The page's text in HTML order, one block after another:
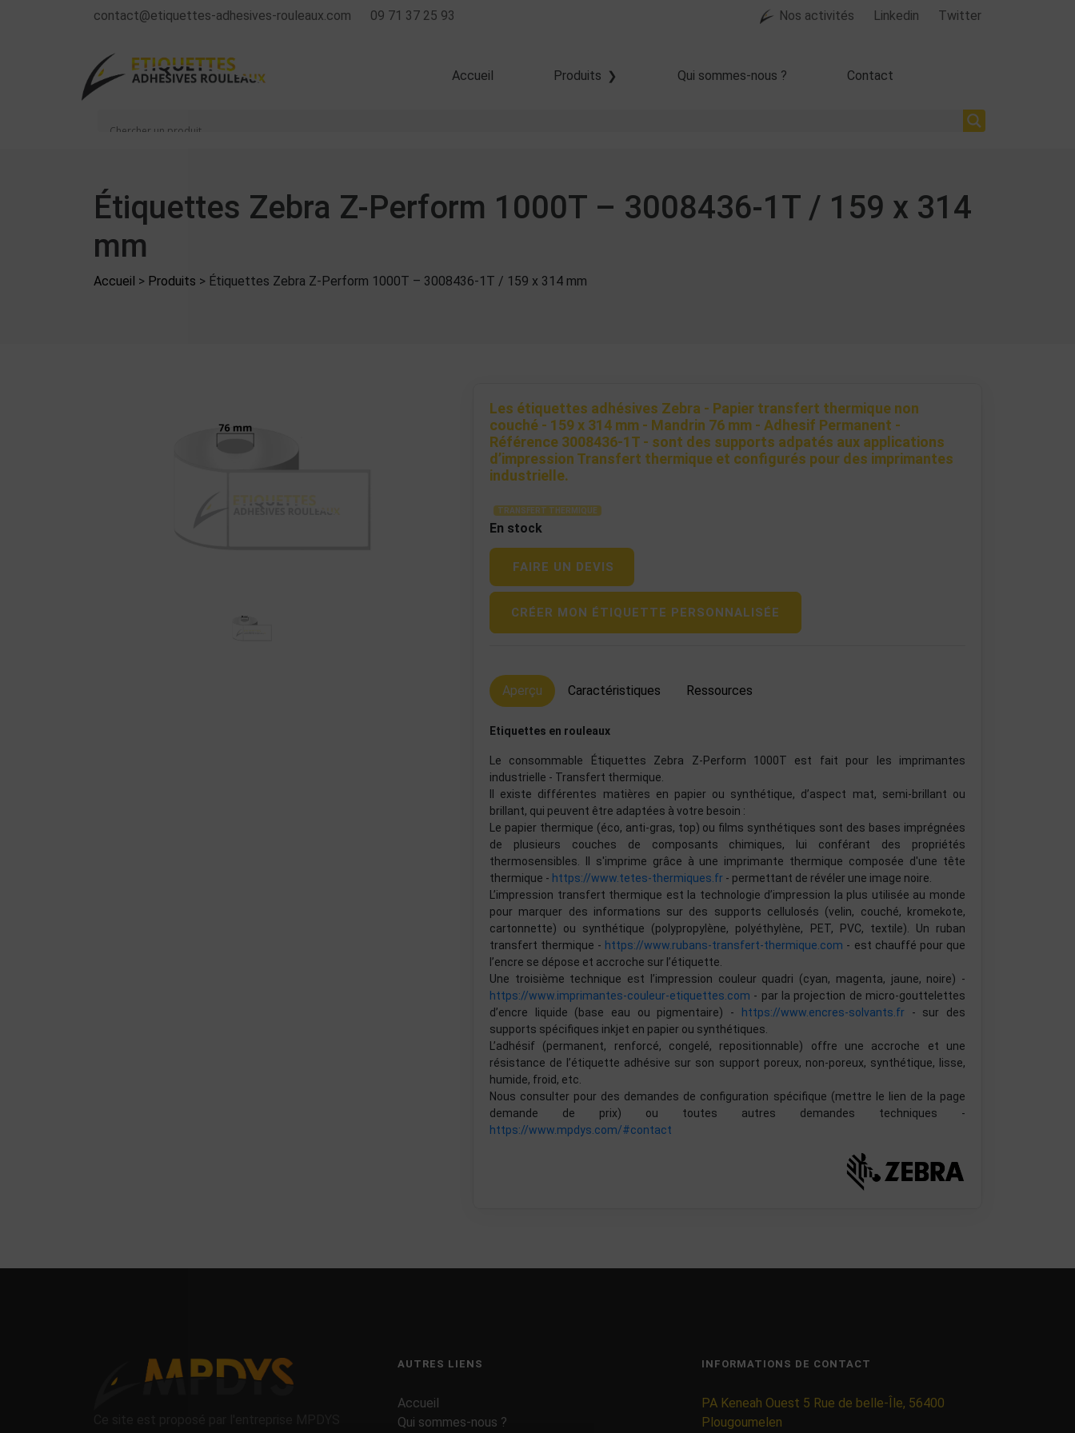
contact@etiquettes-adhesives-rouleaux.com 09 71 37 25 93 Nos activités Linkedin Twitter
Accueil Produits Qui sommes-nous ? Contact
Étiquettes Zebra Z-Perform 1000T – 3008436-1T / 159 x 314
mm
Accueil > Produits > Étiquettes Zebra Z-Perform 1000T – 3008436-1T / 159 x 314 mm
Les étiquettes adhésives Zebra - Papier transfert thermique non
couché - 159 x 314 mm - Mandrin 76 mm - Adhesif Permanent -
Référence 3008436-1T - sont des supports adpatés aux applications
d’impression Transfert thermique et configurés pour des imprimantes
industrielle.
TRANSFERT THERMIQUE
En stock
FAIRE UN DEVIS
CRÉER MON ÉTIQUETTE PERSONNALISÉE
Aperçu Caractéristiques Ressources
Etiquettes en rouleaux
Le consommable Étiquettes Zebra Z-Perform 1000T est fait pour les imprimantes
industrielle - Transfert thermique.
Il existe différentes matières en papier ou synthétique, d’aspect mat, semi-brillant ou
brillant, qui peuvent être adaptées à votre besoin :
Le papier thermique (éco, anti-gras, top) ou films synthétiques sont des bases imprégnées
de plusieurs couches de composants chimiques, lui conférant des propriétés
thermosensibles. Il s'imprime grâce à une imprimante thermique composée d'une tête
thermique - https://www.tetes-thermiques.fr - permettant de révéler une image noire.
L’impression transfert thermique est la technologie d’impression la plus utilisée au monde
pour marquer des informations sur des supports cellulosés (velin, couché, kromekote,
cartonnette) ou synthétique (polypropylène, polyéthylène, PET, PVC, textile). Un ruban
transfert thermique - https://www.rubans-transfert-thermique.com - est chauffé pour que
l’encre se dépose et accroche sur l’étiquette.
Une troisième technique est l’impression couleur quadri (cyan, magenta, jaune, noire) -
https://www.imprimantes-couleur-etiquettes.com - par la projection de micro-gouttelettes
d’encre liquide (base eau ou pigmentaire) -
https://www.encres-solvants.fr- sur des
supports spécifiques inkjet en papier ou synthétiques.
L’adhésif (permanent, renforcé, congelé, repositionnable) offre une accroche et une
résistance de l’étiquette adhésive sur son support poreux, non-poreux, synthétique, lisse,
humide, froid, etc.
Nous consulter pour des demandes de configuration spécifique (mettre le lien de la page
demande de prix) ou toutes autres demandes techniques -
https://www.mpdys.com/#contact
AUTRES LIENS
Accueil
Qui sommes-nous ?
INFORMATIONS DE CONTACT
PA Keneah Ouest 5 Rue de belle-Île, 56400
Plougoumelen